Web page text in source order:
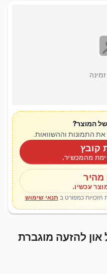
המוצר?
את התמונות וההשוואות.
קובץ
מהמכשיר.
מהיר
עכשיו.
כמפורט ב תנאי שימוש
און להזעה מוגברת